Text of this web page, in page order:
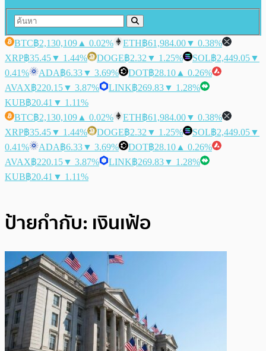
BTC฿2,130,109 ▲ 0.02% ETH฿61,984.00▼ 0.38%
XRP฿35.45▼ 1.44% DOGE฿2.32 ▼ 1.25% SOL฿2,449.05▼
0.41%
ADA฿6.33▼ 3.69% DOT฿28.10 ▲ 0.26%
AVAX฿220.15▼ 3.87% LINK฿269.83▼ 1.28%
KUB฿20.41 ▼ 1.11%
BTC฿2,130,109 ▲ 0.02% ETH฿61,984.00▼ 0.38%
XRP฿35.45▼ 1.44% DOGE฿2.32 ▼ 1.25% SOL฿2,449.05▼
0.41%
ADA฿6.33▼ 3.69% DOT฿28.10 ▲ 0.26%
AVAX฿220.15▼ 3.87% LINK฿269.83▼ 1.28%
KUB฿20.41 ▼ 1.11%
ป้ายกำกับ: เงินเฟ้อ